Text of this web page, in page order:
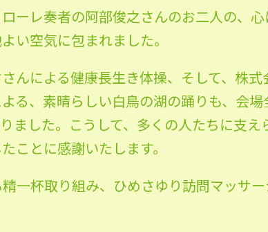
ーレ奏者の阿部俊之さんのお二人の、
い空気に包まれました。
んによる健康長生き体操、そして、株式
る、素晴らしい白鳥の湖の踊りも、会場
した。こうして、多くの人たちに支え
ことに感謝いたします。
一杯取り組み、ひめさゆり訪問マッサ